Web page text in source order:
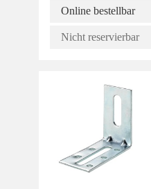
Online bestellbar
Nicht reservierbar